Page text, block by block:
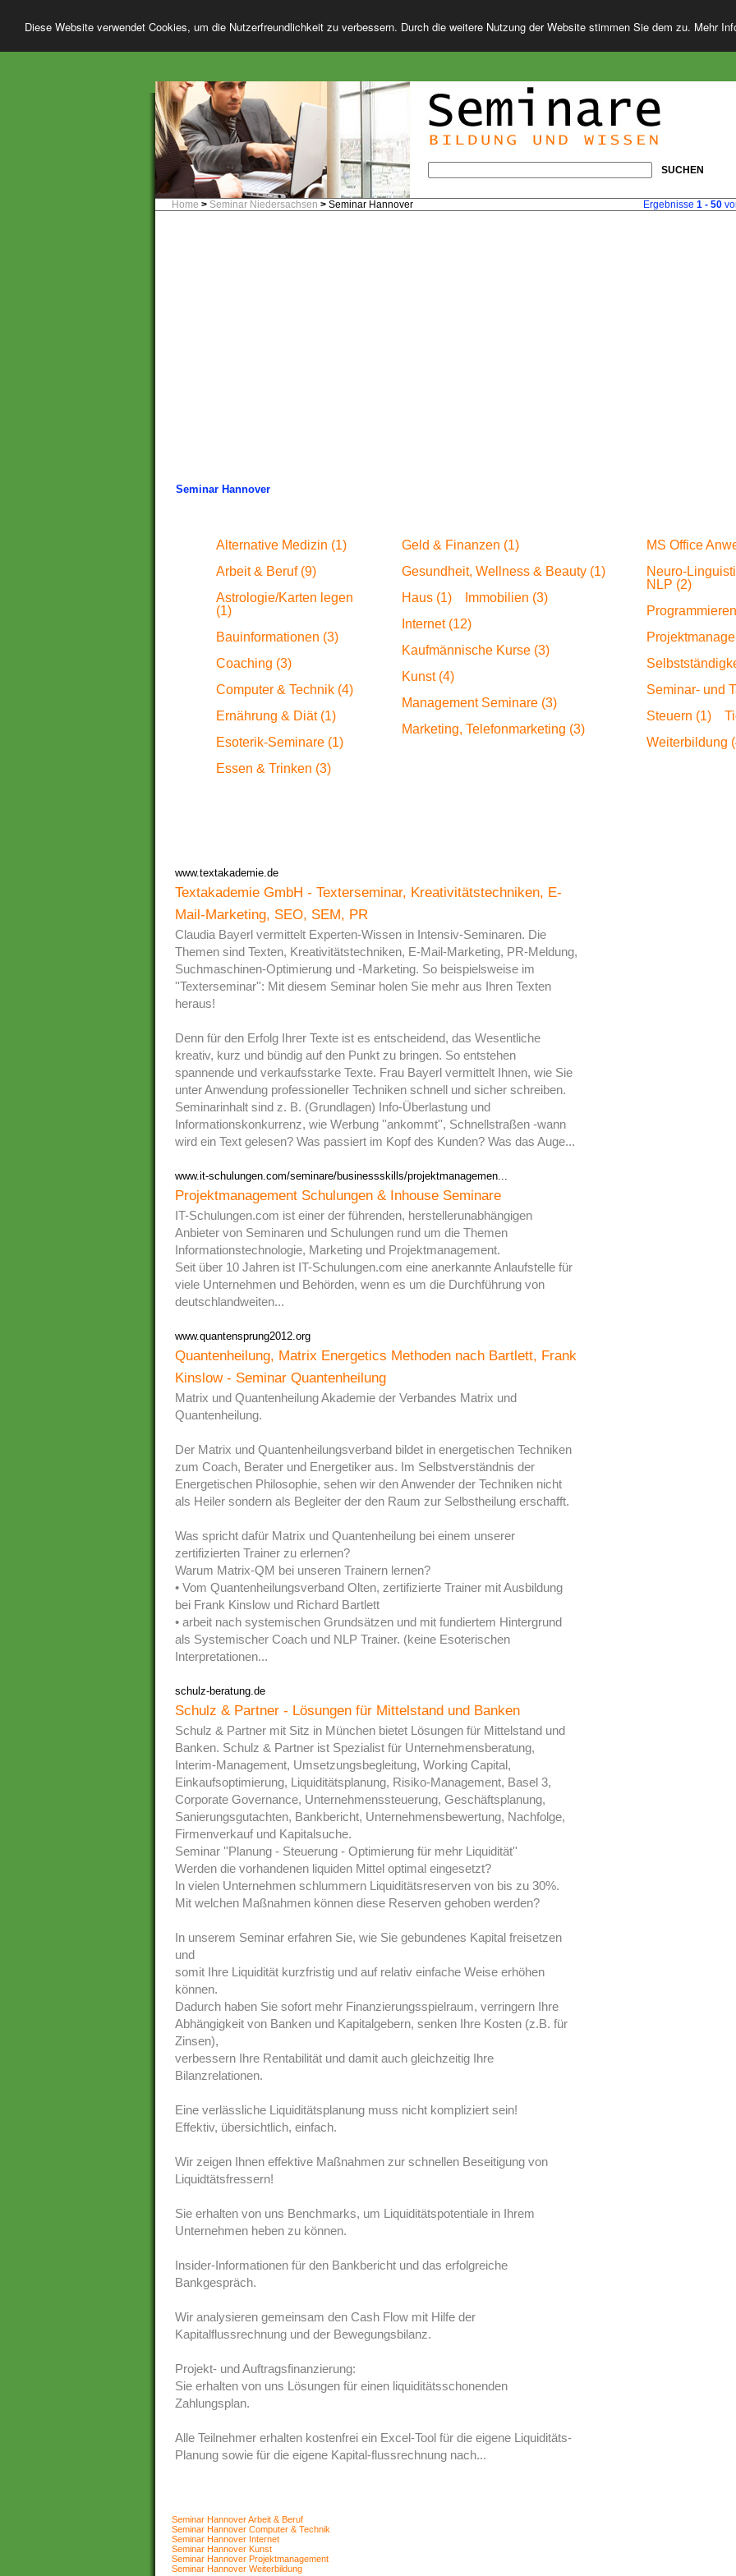
Diese Website verwendet Cookies, um die Nutzerfreundlichkeit zu verbessern. Durch die weitere Nutzung der Website stimmen Sie dem zu. Mehr
SUCHEN
Home > Seminar Niedersachsen > Seminar Hannover Ergebnisse 1 - 50
Seminar Hannover
Alternative Medizin (1)
Arbeit & Beruf (9)
Astrologie/Karten legen
(1)
Bauinformationen (3)
Coaching (3)
Computer & Technik (4)
Ernährung & Diät (1)
Esoterik-Seminare (1)
Essen & Trinken (3)
Geld & Finanzen (1)
Gesundheit, Wellness & Beauty (1)
Haus (1)
Immobilien (3)
Internet (12)
Kaufmännische Kurse (3)
Kunst (4)
Management Seminare (3)
Marketing, Telefonmarketing (3)
MS Office
Neuro-
NLP (2)
Seminar- und
Steuern (1)
Weiterbildung
www.textakademie.de
Textakademie GmbH - Texterseminar, Kreativitätstechniken, E-
Mail-Marketing, SEO, SEM, PR
Claudia Bayerl vermittelt Experten-Wissen in Intensiv-Seminaren. Die
Themen sind Texten, Kreativitätstechniken, E-Mail-Marketing, PR-Meldung,
Suchmaschinen-Optimierung und -Marketing. So beispielsweise im
''Texterseminar'': Mit diesem Seminar holen Sie mehr aus Ihren Texten
heraus!
Denn für den Erfolg Ihrer Texte ist es entscheidend, das Wesentliche
kreativ, kurz und bündig auf den Punkt zu bringen. So entstehen
spannende und verkaufsstarke Texte. Frau Bayerl vermittelt Ihnen, wie Sie
unter Anwendung professioneller Techniken schnell und sicher schreiben.
Seminarinhalt sind z. B. (Grundlagen) Info-Überlastung und
Informationskonkurrenz, wie Werbung ''ankommt'', Schnellstraßen -wann
wird ein Text gelesen? Was passiert im Kopf des Kunden? Was das Auge...
www.it-schulungen.com/seminare/businessskills/projektmanagemen...
Projektmanagement Schulungen & Inhouse Seminare
IT-Schulungen.com ist einer der führenden, herstellerunabhängigen
Anbieter von Seminaren und Schulungen rund um die Themen
Informationstechnologie, Marketing und Projektmanagement.
Seit über 10 Jahren ist IT-Schulungen.com eine anerkannte Anlaufstelle für
viele Unternehmen und Behörden, wenn es um die Durchführung von
deutschlandweiten...
www.quantensprung2012.org
Quantenheilung, Matrix Energetics Methoden nach Bartlett, Frank
Kinslow - Seminar Quantenheilung
Matrix und Quantenheilung Akademie der Verbandes Matrix und
Quantenheilung.
Der Matrix und Quantenheilungsverband bildet in energetischen Techniken
zum Coach, Berater und Energetiker aus. Im Selbstverständnis der
Energetischen Philosophie, sehen wir den Anwender der Techniken nicht
als Heiler sondern als Begleiter der den Raum zur Selbstheilung erschafft.
Was spricht dafür Matrix und Quantenheilung bei einem unserer
zertifizierten Trainer zu erlernen?
Warum Matrix-QM bei unseren Trainern lernen?
• Vom Quantenheilungsverband Olten, zertifizierte Trainer mit Ausbildung
bei Frank Kinslow und Richard Bartlett
• arbeit nach systemischen Grundsätzen und mit fundiertem Hintergrund
als Systemischer Coach und NLP Trainer. (keine Esoterischen
Interpretationen...
schulz-beratung.de
Schulz & Partner - Lösungen für Mittelstand und Banken
Schulz & Partner mit Sitz in München bietet Lösungen für Mittelstand und
Banken. Schulz & Partner ist Spezialist für Unternehmensberatung,
Interim-Management, Umsetzungsbegleitung, Working Capital,
Einkaufsoptimierung, Liquiditätsplanung, Risiko-Management, Basel 3,
Corporate Governance, Unternehmenssteuerung, Geschäftsplanung,
Sanierungsgutachten, Bankbericht, Unternehmensbewertung, Nachfolge,
Firmenverkauf und Kapitalsuche.
Seminar ''Planung - Steuerung - Optimierung für mehr Liquidität''
Werden die vorhandenen liquiden Mittel optimal eingesetzt?
In vielen Unternehmen schlummern Liquiditätsreserven von bis zu 30%.
Mit welchen Maßnahmen können diese Reserven gehoben werden?
In unserem Seminar erfahren Sie, wie Sie gebundenes Kapital freisetzen
und
somit Ihre Liquidität kurzfristig und auf relativ einfache Weise erhöhen
können.
Dadurch haben Sie sofort mehr Finanzierungsspielraum, verringern Ihre
Abhängigkeit von Banken und Kapitalgebern, senken Ihre Kosten (z.B. für
Zinsen),
verbessern Ihre Rentabilität und damit auch gleichzeitig Ihre
Bilanzrelationen.
Eine verlässliche Liquiditätsplanung muss nicht kompliziert sein!
Effektiv, übersichtlich, einfach.
Wir zeigen Ihnen effektive Maßnahmen zur schnellen Beseitigung von
Liquidtätsfressern!
Sie erhalten von uns Benchmarks, um Liquiditätspotentiale in Ihrem
Unternehmen heben zu können.
Insider-Informationen für den Bankbericht und das erfolgreiche
Bankgespräch.
Wir analysieren gemeinsam den Cash Flow mit Hilfe der
Kapitalflussrechnung und der Bewegungsbilanz.
Projekt- und Auftragsfinanzierung:
Sie erhalten von uns Lösungen für einen liquiditätsschonenden
Zahlungsplan.
Alle Teilnehmer erhalten kostenfrei ein Excel-Tool für die eigene Liquiditäts-
Planung sowie für die eigene Kapital-flussrechnung nach...
Seminar Hannover Arbeit & Beruf
Seminar Hannover Computer & Technik
Seminar Hannover Internet
Seminar Hannover Kunst
Seminar Hannover Projektmanagement
Seminar Hannover Weiterbildung